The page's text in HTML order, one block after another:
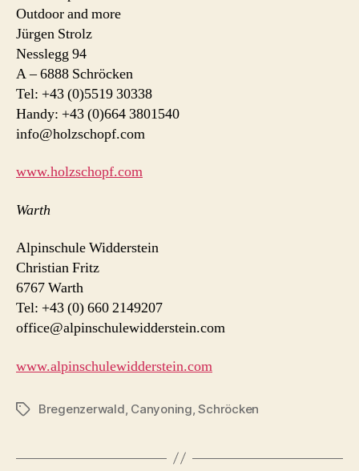
Outdoor and more
Jürgen Strolz
Nesslegg 94
A – 6888 Schröcken
Tel: +43 (0)5519 30338
Handy: +43 (0)664 3801540
info@holzschopf.com
www.holzschopf.com
Warth
Alpinschule Widderstein
Christian Fritz
6767 Warth
Tel: +43 (0) 660 2149207
office@alpinschulewidderstein.com
www.alpinschulewidderstein.com
Schlagwörter
Bregenzerwald Canyoning ,Schröcken